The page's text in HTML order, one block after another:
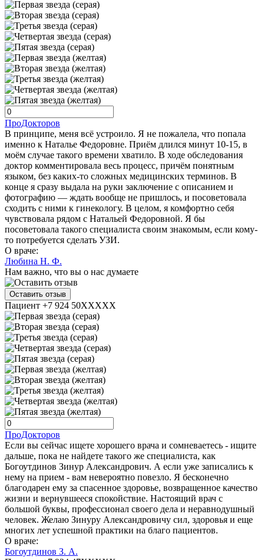
ПроДокторов
В принципе, меня всё устроило. Я не пожалела, что попала
именно к Наталье Федоровне. Приём длился минут 10-15, в
моём случае такого времени хватило. В ходе обследования
доктор комментировала весь процесс, причём понятным
языком, без каких-то сложных медицинских терминов. В
конце я сразу выдала на руки заключение с описанием и
фотографию — ждать вообще не пришлось, и посоветовала
сходить с ними к гинекологу. В целом, я комфортно себя
чувствовала рядом с Натальей Федоровной. Я бы
посоветовала такого специалиста своим знакомым, если кому-
то потребуется сделать УЗИ.
О враче:
Любина Н. Ф.
Нам важно, что вы о нас думаете
Оставить отзыв
Пациент +7 924 50XXXXX
ПроДокторов
Если вы сейчас ищете хорошего врача и сомневаетесь - ищите
дальше, пока не найдете такого же специалиста, как
Богоутдинов Зинур Александрович. А если уже записались к
нему на прием - вам невероятно повезло. Я бесконечно
благодарен ему за спасенное здоровье, возвращенное качество
жизни и вернувшееся спокойствие. Настоящий врач с
большой буквы, профессионал своего дела и неравнодушный
человек. Желаю Зинуру Александровичу сил, здоровья и еще
многих лет успешной практики на благо пациентов.
О враче:
Богоутдинов З. А.